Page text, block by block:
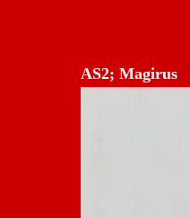
AS2; Magirus